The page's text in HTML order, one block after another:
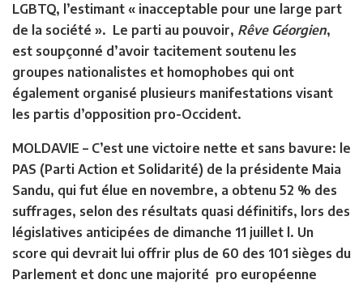
LGBTQ, l’estimant « inacceptable pour une large part
de la société ». Le parti au pouvoir, Rêve Géorgien,
est soupçonné d’avoir tacitement soutenu les
groupes nationalistes et homophobes qui ont
également organisé plusieurs manifestations visant
les partis d’opposition pro-Occident.
MOLDAVIE – C’est une victoire nette et sans bavure: le
PAS (Parti Action et Solidarité) de la présidente Maia
Sandu, qui fut élue en novembre, a obtenu 52 % des
suffrages, selon des résultats quasi définitifs, lors des
législatives anticipées de dimanche 11 juillet l. Un
score qui devrait lui offrir plus de 60 des 101 sièges du
Parlement et donc une majorité pro européenne